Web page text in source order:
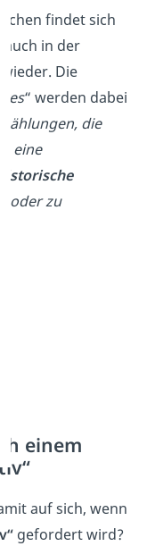
findet sich
in der
Die
“ werden dabei
die
eine
historische
oder zu
einem
auf sich, wenn
gefordert wird?